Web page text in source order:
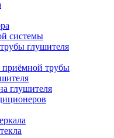
системы
глушителя
приёмной трубы
глушителя